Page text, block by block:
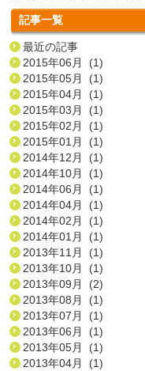
記事一覧
最近の記事
2015年06月 (1)
2015年05月 (1)
2015年04月 (1)
2015年03月 (1)
2015年02月 (1)
2015年01月 (1)
2014年12月 (1)
2014年10月 (1)
2014年06月 (1)
2014年04月 (1)
2014年02月 (1)
2014年01月 (1)
2013年11月 (1)
2013年10月 (1)
2013年09月 (2)
2013年08月 (1)
2013年07月 (1)
2013年06月 (1)
2013年05月 (1)
2013年04月 (1)